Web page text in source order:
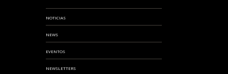
NOTICIAS
NEWS
EVENTOS
NEWSLETTERS